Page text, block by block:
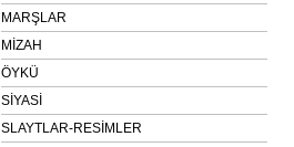
MARŞLAR
MİZAH
ÖYKÜ
SİYASİ
SLAYTLAR-RESİMLER